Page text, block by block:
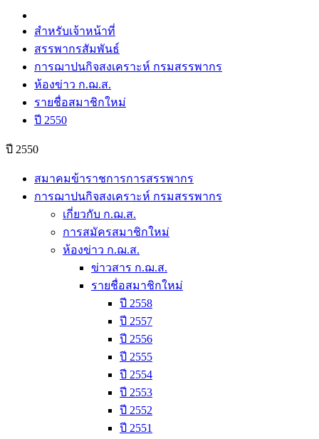
สำหรับเจ้าหน้าที่
สรรพากรสัมพันธ์
การฌาปนกิจสงเคราะห์ กรมสรรพากร
ห้องข่าว ก.ฌ.ส.
รายชื่อสมาชิกใหม่
ปี 2550
ปี 2550
สมาคมข้าราชการการสรรพากร
การฌาปนกิจสงเคราะห์ กรมสรรพากร
เกี่ยวกับ ก.ฌ.ส.
การสมัครสมาชิกใหม่
ห้องข่าว ก.ฌ.ส.
ข่าวสาร ก.ฌ.ส.
รายชื่อสมาชิกใหม่
ปี 2558
ปี 2557
ปี 2556
ปี 2555
ปี 2554
ปี 2553
ปี 2552
ปี 2551